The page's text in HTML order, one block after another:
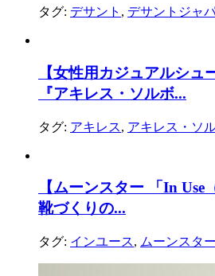
タグ: デサント , デサントジャ
【女性用カジュアルシ
『アキレス・ソルボ...
タグ: アキレス, アキレス・ソ
【ムーンスター 「In Use
靴づくりの...
タグ: インユース, ムーンスター